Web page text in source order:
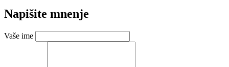
Napišite mnenje
Vaše ime